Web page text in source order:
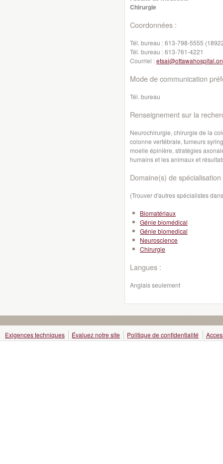
Chirurgie
Coordonnées :
Tél. bureau :613-798-5555
Tél. bureau :613-761-4221
Courriel :
Mode de communication
Tél. bureau
Renseignement sur la
Neurochirurgie, chirurgie de la
colonne vertébrale, tumeurs
moelle épinière, stratégies
humains et les animaux et
Domaine(s) de spécialisation
(Trouver d'autres spécialistes
Biomatériaux
Génie biomédical
Génie biomedical
Neuroscience
Chirurgie
Langues :
Anglais seulement
Exigences techniques Évaluez notre site Politique de confidentialité